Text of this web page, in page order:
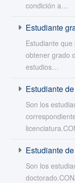
condición a…
Estudiante
Estudiante
obtener grado
estudios…
Estudiante
Son los
Estudiante
Son los